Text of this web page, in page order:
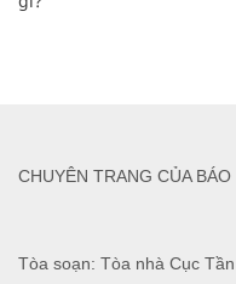
Tòa soạn: Tòa nhà Cục
CHUYÊN TRANG CỦA BÁO